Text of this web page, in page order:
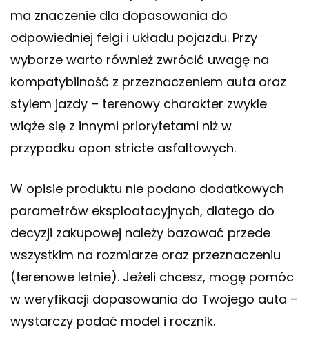
ma znaczenie dla dopasowania do
odpowiedniej felgi i układu pojazdu. Przy
wyborze warto również zwrócić uwagę na
kompatybilność z przeznaczeniem auta oraz
stylem jazdy – terenowy charakter zwykle
wiąże się z innymi priorytetami niż w
przypadku opon stricte asfaltowych.
W opisie produktu nie podano dodatkowych
parametrów eksploatacyjnych, dlatego do
decyzji zakupowej należy bazować przede
wszystkim na rozmiarze oraz przeznaczeniu
(terenowe letnie). Jeżeli chcesz, mogę pomóc
w weryfikacji dopasowania do Twojego auta –
wystarczy podać model i rocznik.